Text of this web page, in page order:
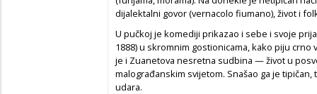
dijalektalni govor (vernacolo fiumano), život i
U pučkoj je komediji prikazao i sebe i svoje
1888) u skromnim gostionicama, kako piju
je i Zuanetova nesretna sudbina — život u
malograđanskim svijetom. Snašao ga je
udara.